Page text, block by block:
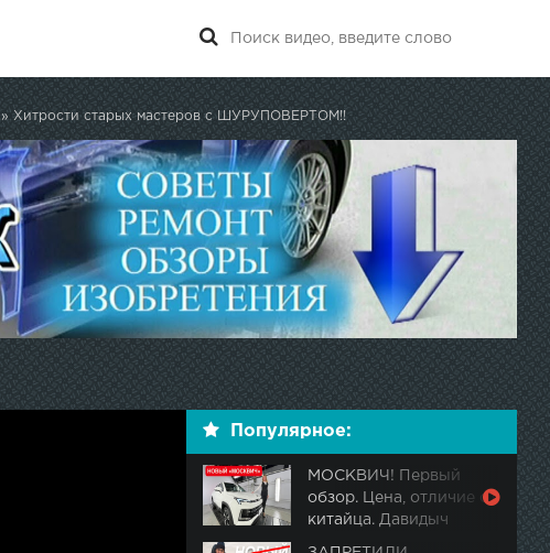
» Хитрости старых мастеров с ШУРУПОВЁРТОМ!!
Популярное:
МОСКВИЧ! Первый
обзор. Цена, отличие от
китайца. Давидыч